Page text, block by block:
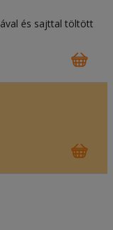
és sajttal töltött